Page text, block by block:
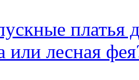
платья
или лесная